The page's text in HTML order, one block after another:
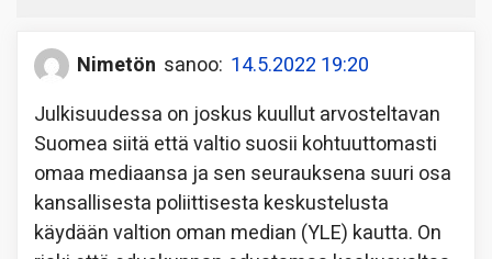
Nimetön sanoo: 14.5.2022 19:20
Julkisuudessa on joskus kuullut arvosteltavan
Suomea siitä että valtio suosii kohtuuttomasti
omaa mediaansa ja sen seurauksena suuri osa
kansallisesta poliittisesta keskustelusta
käydään valtion oman median (YLE) kautta. On